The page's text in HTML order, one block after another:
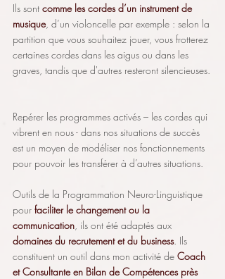
Ils sont comme les cordes d’un instrument de
musique, d’un violoncelle par exemple : selon la
partition que vous souhaitez jouer, vous frotterez
certaines cordes dans les aigus ou dans les
graves, tandis que d'autres resteront silencieuses.
Repérer les programmes activés – les cordes qui
vibrent en nous - dans nos situations de succès
est un moyen de modéliser nos fonctionnements
pour pouvoir les transférer à d’autres situations.
Outils de la Programmation Neuro-Linguistique
pour faciliter le changement ou la
communication , ils ont été adaptés aux
domaines du recrutement et du business. Ils
constituent un outil dans mon activité de Coach
et Consultante en Bilan de Compétences près